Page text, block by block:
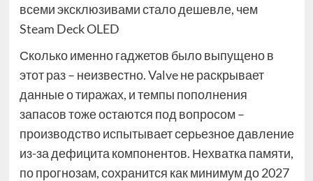
всеми эксклюзивами стало дешевле, чем
Steam Deck OLED
Сколько именно гаджетов было выпущено в
этот раз – неизвестно. Valve не раскрывает
данные о тиражах, и темпы пополнения
запасов тоже остаются под вопросом –
производство испытывает серьезное давление
из-за дефицита компонентов. Нехватка памяти,
по прогнозам, сохранится как минимум до 2027